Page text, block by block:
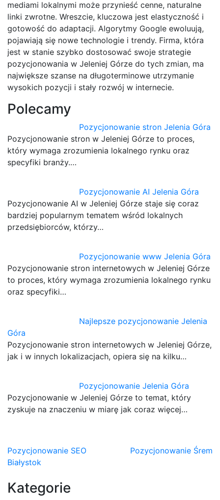
mediami lokalnymi może przynieść cenne, naturalne
linki zwrotne. Wreszcie, kluczowa jest elastyczność i
gotowość do adaptacji. Algorytmy Google ewoluują,
pojawiają się nowe technologie i trendy. Firma, która
jest w stanie szybko dostosować swoje strategie
pozycjonowania w Jeleniej Górze do tych zmian, ma
największe szanse na długoterminowe utrzymanie
wysokich pozycji i stały rozwój w internecie.
Polecamy
Pozycjonowanie stron Jelenia Góra
Pozycjonowanie stron w Jeleniej Górze to proces,
który wymaga zrozumienia lokalnego rynku oraz
specyfiki branży.…
Pozycjonowanie AI Jelenia Góra
Pozycjonowanie AI w Jeleniej Górze staje się coraz
bardziej popularnym tematem wśród lokalnych
przedsiębiorców, którzy…
Pozycjonowanie www Jelenia Góra
Pozycjonowanie stron internetowych w Jeleniej Górze
to proces, który wymaga zrozumienia lokalnego rynku
oraz specyfiki…
Najlepsze pozycjonowanie Jelenia
Góra
Pozycjonowanie stron internetowych w Jeleniej Górze,
jak i w innych lokalizacjach, opiera się na kilku…
Pozycjonowanie Jelenia Góra
Pozycjonowanie w Jeleniej Górze to temat, który
zyskuje na znaczeniu w miarę jak coraz więcej…
Nawigacja
wpisu
Pozycjonowanie SEO
Białystok
Pozycjonowanie Śrem
Kategorie